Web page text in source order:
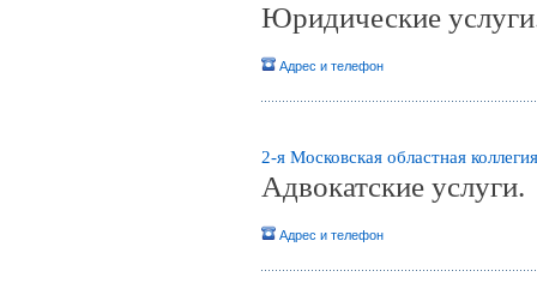
Юридические
Адрес и телефон
2-я Московская областная
Адвокатские услуги.
Адрес и телефон